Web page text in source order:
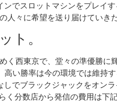
でスロットマシンをプレイ
々に希望を送り届けていき
ト。
く西東京で、堂々の準優勝
い勝率は今の環境では維持
でブラックジャックをオン
分数店から発信の費用は